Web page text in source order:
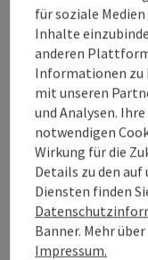
für soziale
Inhalte
anderen
Informationen zu
mit unseren
und Analysen.
notwendigen
Wirkung für die
Details zu den
Diensten finden
Banner. Mehr
Impressum.